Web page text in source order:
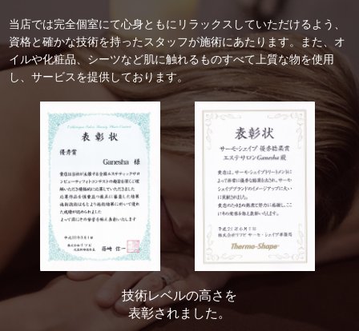
当店では完全個室にて心身ともにリラックスしていただけるよう、
資格と確かな技術を持ったスタッフが施術にあたります。また、オ
イルや化粧品、シーツなど肌に触れるものすべて上質な物を使用
し、サービスを提供しております。
技術レベルの高さを
表彰されました。